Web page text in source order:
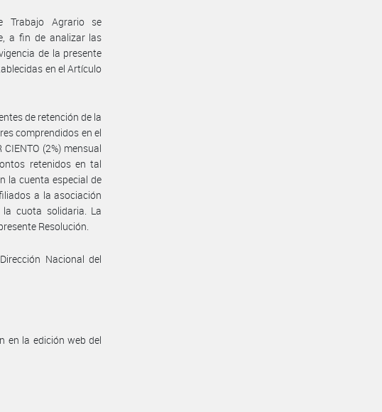
Trabajo Agrario se
a fin de analizar las
de la presente
en el Artículo
de retención de la
comprendidos en el
(2%) mensual
retenidos en tal
la cuenta especial de
a la asociación
cuota solidaria. La
Resolución.
Nacional del
en la edición web del